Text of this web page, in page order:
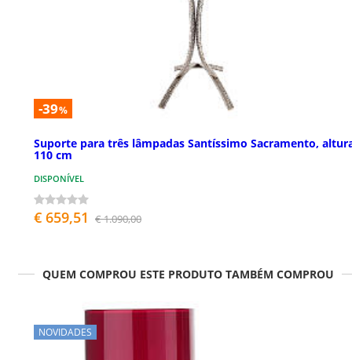
-39%
Suporte para três lâmpadas Santíssimo Sacramento,
110 cm
DISPONÍVEL
€ 659,51 € 1.090,00
QUEM COMPROU ESTE PRODUTO TAMBÉM COMPROU
NOVIDADES